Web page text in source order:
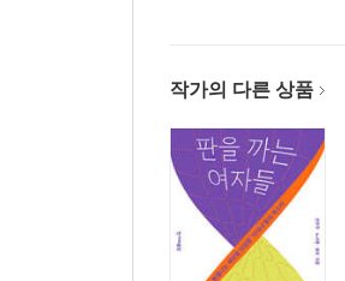
작가의 다른 상품